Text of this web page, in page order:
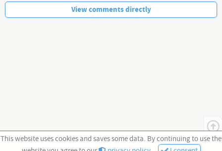
This website uses cookies and saves some data. By continuing to use the
View comments directly